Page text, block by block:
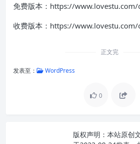
免费版本：https://www.lovestu.com/
收费版本：https://
正文完
发表至： WordPress
0
版权声明： 本站原创